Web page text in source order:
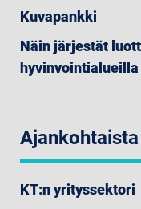
Kuvapankki
Näin järjestät
Ajankohtaista
KT:n yrityssektori